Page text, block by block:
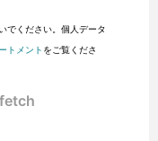
でください。個人データ
トメント をご覧くださ